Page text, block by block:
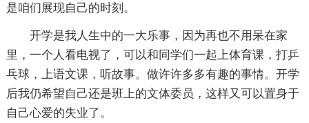
是咱们展现自己的时刻。
开学是我人生中的一大乐事，因为再也不用呆在家
里，一个人看电视了，可以和同学们一起上体育课，打乒
乓球，上语文课，听故事。做许许多多有趣的事情。开学
后我仍希望自己还是班上的文体委员，这样又可以置身于
自己心爱的失业了。